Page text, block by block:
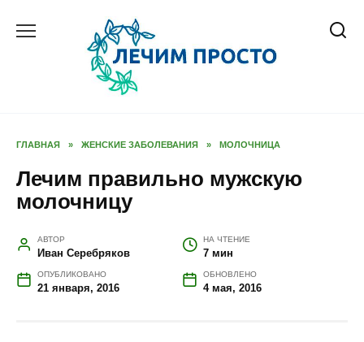
ГЛАВНАЯ » ЖЕНСКИЕ ЗАБОЛЕВАНИЯ » МОЛОЧНИЦА
Лечим правильно мужскую
молочницу
АВТОР
Иван Серебряков
НА ЧТЕНИЕ
7 мин
ОПУБЛИКОВАНО
21 января, 2016
ОБНОВЛЕНО
4 мая, 2016